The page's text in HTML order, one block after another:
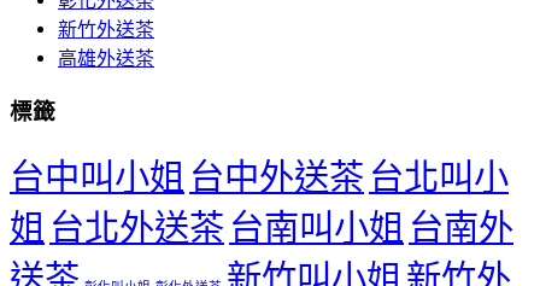
新竹外送茶
高雄外送茶
標籤
台中叫小姐 台中外送茶 台北叫小
姐 台北外送茶 台南叫小姐 台南外